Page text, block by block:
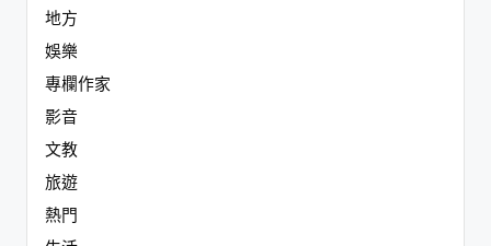
地方
娛樂
專欄作家
影音
文教
旅遊
熱門